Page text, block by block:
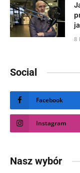
8
Social
Facebook
Instagram
Nasz wybór